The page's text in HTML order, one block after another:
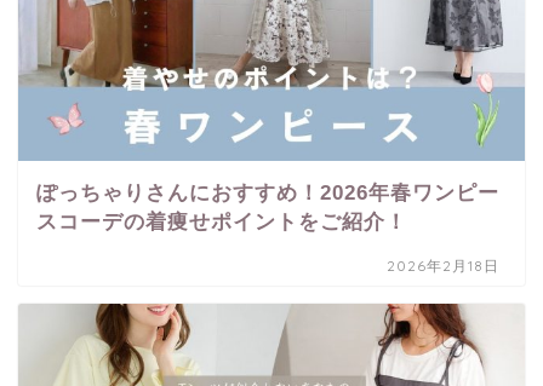
ぽっちゃりさんにおすすめ！2026年春ワンピー
スコーデの着痩せポイントをご紹介！
2026年2月18日